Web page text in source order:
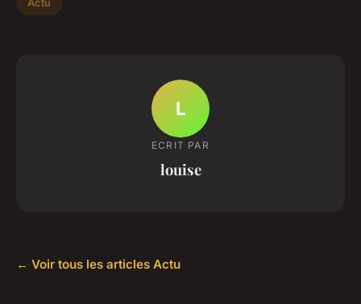
L
ECRIT PAR
louise
← Voir tous les articles Actu